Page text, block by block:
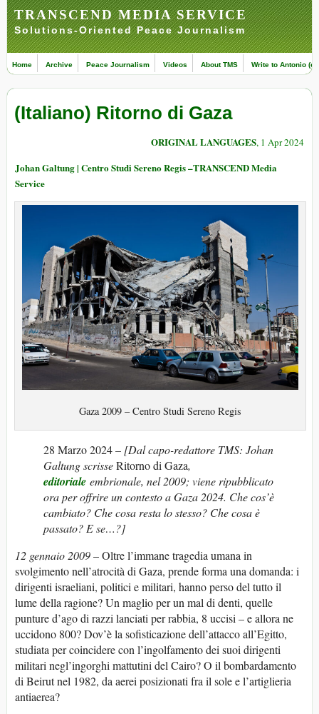
TRANSCEND MEDIA SERVICE
Solutions-Oriented Peace Journalism
Home Archive Peace Journalism Videos About TMS Write to Antonio
(Italiano) Ritorno di Gaza
ORIGINAL LANGUAGES, 1 Apr 2024
Johan Galtung | Centro Studi Sereno Regis –TRANSCEND Media
Service
Gaza 2009 – Centro Studi Sereno Regis
28 Marzo 2024– [Dal capo-redattore TMS: Johan
Galtung scrisseRitorno di Gaza,
editoriale embrionale, nel 2009; viene ripubblicato
ora per offrire un contesto a Gaza 2024. Che cos’è
cambiato? Che cosa resta lo stesso? Che cosa è
passato? E se…?]
12 gennaio 2009– Oltre l’immane tragedia umana in
svolgimento nell’atrocità di Gaza, prende forma una domanda: i
dirigenti israeliani, politici e militari, hanno perso del tutto il
lume della ragione? Un maglio per un mal di denti, quelle
punture d’ago di razzi lanciati per rabbia, 8 uccisi – e allora ne
uccidono 800? Dov’è la sofisticazione dell’attacco all’Egitto,
studiata per coincidere con l’ingolfamento dei suoi dirigenti
militari negl’ingorghi mattutini del Cairo? O il bombardamento
di Beirut nel 1982, da aerei posizionati fra il sole e l’artiglieria
antiaerea?